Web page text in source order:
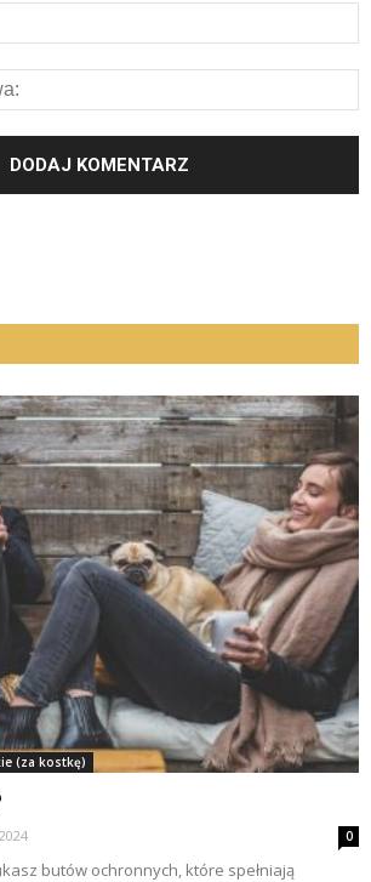
(za kostkę)
0
butów ochronnych, które spełniają